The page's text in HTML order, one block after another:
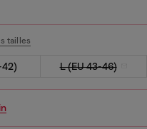
tailles
42) L (EU 43-46)